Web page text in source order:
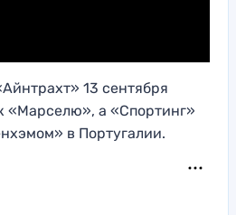
13 сентября
«Марселю», а «Спортинг»
в Португалии.